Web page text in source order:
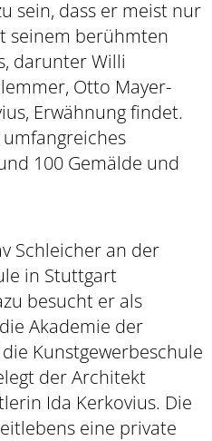
sein, dass er meist nur
seinem berühmten
darunter Willi
Otto Mayer-
Erwähnung findet.
100 Gemälde und
Schleicher an der
in Stuttgart
besucht er als
Akademie der
Kunstgewerbeschule
der Architekt
Ida Kerkovius. Die
eine private